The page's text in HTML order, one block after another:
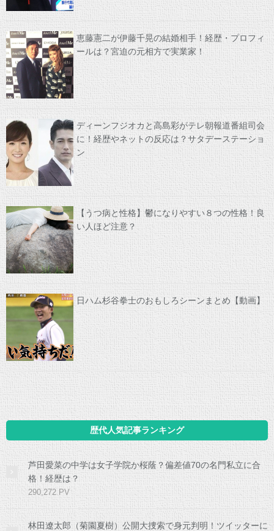
恵藤憲二が伊藤千晃の結婚相手！経歴・プロフィ
ールは？宮迫の元相方で実業家！
ディーンフジオカと高島彩がテレ朝報道番組司会
に！経歴やネットの反応は？サタデーステーショ
ン
【うつ病と性格】鬱になりやすい８つの性格！良
い人ほど注意？
日ハム杉谷拳士のおもしろシーンまとめ【動画】
歴代人気記事ランキング
芦田愛菜の中学は女子学院か桜蔭？偏差値70の名門私立に合
格！経歴は？
290,272 PV
林田遼太郎（菊園夏樹）公開大捜索で身元判明！ツイッターに